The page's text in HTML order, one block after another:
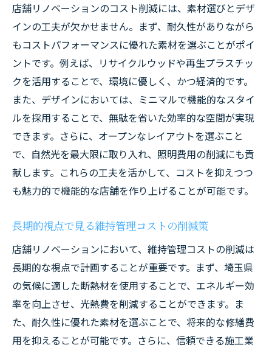
店舗リノベーションのコスト削減には、素材選びとデザ
インの工夫が欠かせません。まず、耐久性がありながら
もコストパフォーマンスに優れた素材を選ぶことがポイ
ントです。例えば、リサイクルウッドや再生プラスチッ
クを活用することで、環境に優しく、かつ経済的です。
また、デザインにおいては、ミニマルで機能的なスタイ
ルを採用することで、無駄を省いた効率的な空間が実現
できます。さらに、オープンなレイアウトを選ぶこと
で、自然光を最大限に取り入れ、照明費用の削減にも貢
献します。これらの工夫を活かして、コストを抑えつつ
も魅力的で機能的な店舗を作り上げることが可能です。
長期的視点で見る維持管理コストの削減策
店舗リノベーションにおいて、維持管理コストの削減は
長期的な視点で計画することが重要です。まず、埼玉県
の気候に適した断熱材を使用することで、エネルギー効
率を向上させ、光熱費を削減することができます。ま
た、耐久性に優れた素材を選ぶことで、将来的な修繕費
用を抑えることが可能です。さらに、信頼できる施工業